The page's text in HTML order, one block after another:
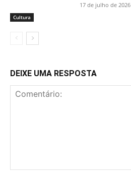
Cultura
17 de julho de 2026
DEIXE UMA RESPOSTA